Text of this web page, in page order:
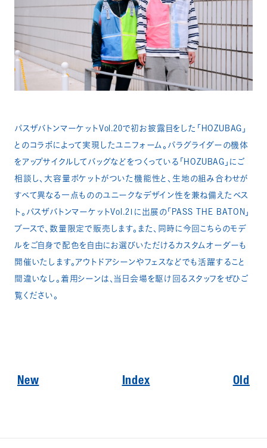
パスザバトンマーケットVol.20で初お披露目をした「HOZUBAG」
とのコラボによって実現したユニフォーム。パラグライダーの機体
をアップサイクルしてバッグなどをつくっている「HOZUBAG」にご
相談し、大容量ポケットがついた機能性と、生地の組み合わせが
すべて異なる一点もののユニークなデザイン性を兼ね備えたベス
ト。パスザバトンマーケットVol.21に出展の「PASS THE BATON」
ブースで、数量限定で販売します。また、同時に今回こちらのモデ
ルをご自身で配色を自由にお選びいただけるカスタムオーダーも
開催いたします。アウトドアシーンやフェスなどでも活躍すること
間違いなし。着用シーンは、当日会場を駆け回るスタッフをぜひご
覧ください。
New Index Old